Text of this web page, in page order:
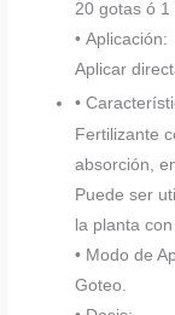
20 gotas ó 1
• Aplicación:
Aplicar
•
Fertilizante
absorción,
Puede ser
la planta
• Modo de
Goteo.